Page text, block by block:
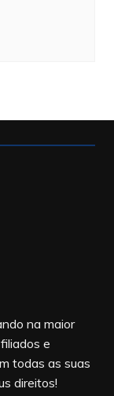
na maior
e
todas as suas
direitos!